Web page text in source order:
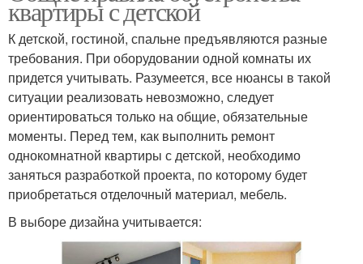
квартиры с детской
К детской, гостиной, спальне предъявляются разные
требования. При оборудовании одной комнаты их
придется учитывать. Разумеется, все нюансы в такой
ситуации реализовать невозможно, следует
ориентироваться только на общие, обязательные
моменты. Перед тем, как выполнить ремонт
однокомнатной квартиры с детской, необходимо
заняться разработкой проекта, по которому будет
приобретаться отделочный материал, мебель.
В выборе дизайна учитывается: